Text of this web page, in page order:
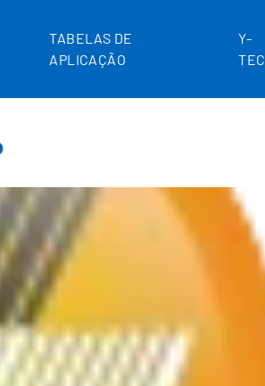
TABELAS DE
APLICAÇÃO
Y-
TEC